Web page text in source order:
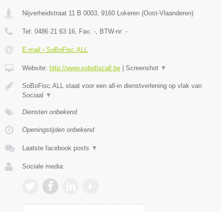
Nijverheidstraat 11 B 0003 9160 Lokeren (Oost-Vlaanderen)
Tel: 0486 21 63 16 , Fax: - , BTW-nr: -
E-mail › SoBoFisc.ALL
Website: http://www.sobofiscall.be Screenshot ▼
SoBoFisc.ALL staat voor een all-in dienstverlening op vlak van
Sociaal
▼
Diensten onbekend
Openingstijden onbekend
Laatste facebook posts ▼
Sociale media: